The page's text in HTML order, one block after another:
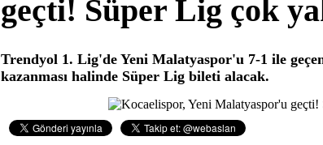
geçti! Süper Lig çok
Trendyol 1. Lig'de Yeni Malatyaspor'u 7-1 ile
kazanması halinde Süper Lig bileti alacak.